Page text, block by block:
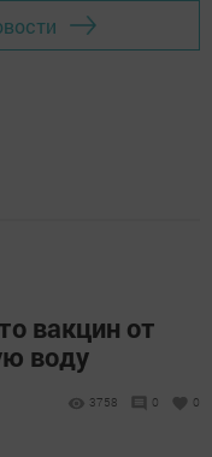
вакцин от
воду
3758 0 0